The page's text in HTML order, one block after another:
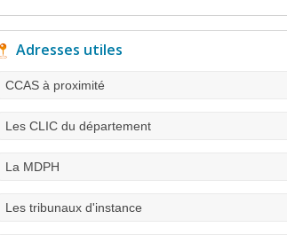
Adresses utiles
CCAS à proximité
Les CLIC du département
La MDPH
Les tribunaux d'instance